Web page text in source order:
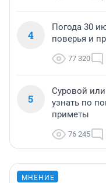
4
Погода 30
поверья и
77 320
5
Суровой
узнать по
приметы
76 245
МНЕНИЕ